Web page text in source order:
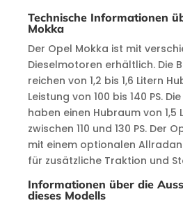
Technische Informationen
Mokka
Der Opel Mokka ist mit
Dieselmotoren erhältlich. Die
reichen von 1,2 bis 1,6 Litern
Leistung von 100 bis 140 PS.
haben einen Hubraum von 1,5
zwischen 110 und 130 PS. Der
mit einem optionalen
für zusätzliche Traktion und
Informationen über die
dieses Modells